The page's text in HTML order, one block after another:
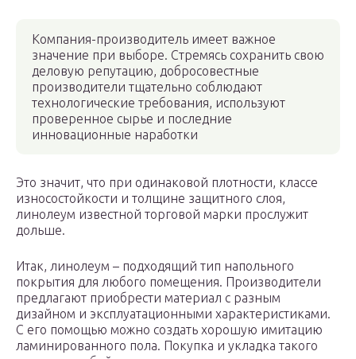
Компания-производитель имеет важное
значение при выборе. Стремясь сохранить свою
деловую репутацию, добросовестные
производители тщательно соблюдают
технологические требования, используют
проверенное сырье и последние
инновационные наработки
Это значит, что при одинаковой плотности, классе
износостойкости и толщине защитного слоя,
линолеум известной торговой марки прослужит
дольше.
Итак, линолеум – подходящий тип напольного
покрытия для любого помещения. Производители
предлагают приобрести материал с разным
дизайном и эксплуатационными характеристиками.
С его помощью можно создать хорошую имитацию
ламинированного пола. Покупка и укладка такого